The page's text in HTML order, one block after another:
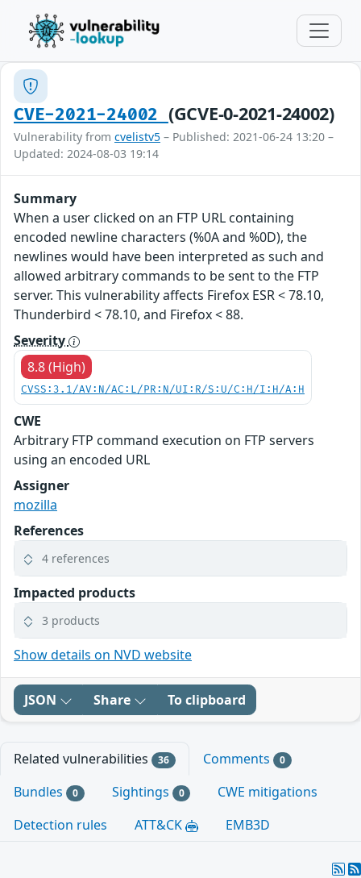
CVE-2021-24002 (GCVE-0-2021-24002)
Vulnerability from cvelistv5 – Published: 2021-06-24 13:20 –
Updated: 2024-08-03 19:14
Summary
When a user clicked on an FTP URL containing
encoded newline characters (%0A and %0D), the
newlines would have been interpreted as such and
allowed arbitrary commands to be sent to the FTP
server. This vulnerability affects Firefox ESR < 78.10,
Thunderbird < 78.10, and Firefox < 88.
Severity
8.8 (High)
CVSS:3.1/AV:N/AC:L/PR:N/UI:R/S:U/C:H/I:H/A:H
CWE
Arbitrary FTP command execution on FTP servers
using an encoded URL
Assigner
mozilla
References
4 references
Impacted products
3 products
Show details on NVD website
JSON Share To clipboard
Related vulnerabilities 36 Comments 0
Bundles 0 Sightings 0
CWE mitigations
Detection rules
ATT&CK EMB3D